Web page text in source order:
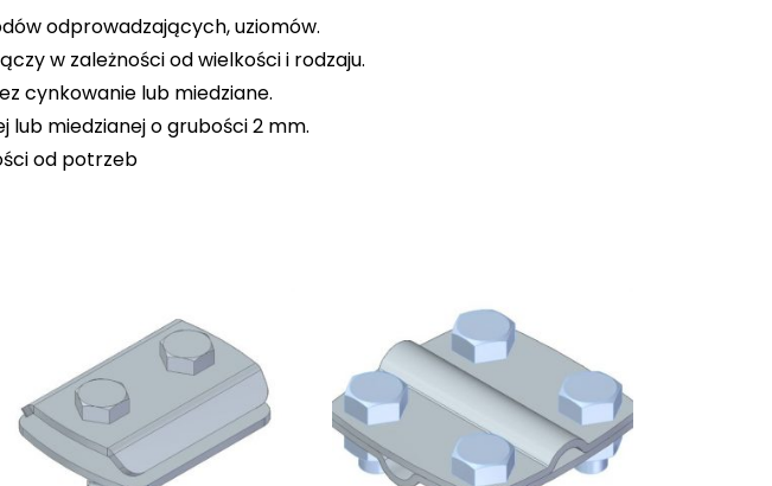
odprowadzających, uziomów.
w zależności od wielkości i rodzaju.
cynkowanie lub miedziane.
lub miedzianej o grubości 2 mm.
od potrzeb